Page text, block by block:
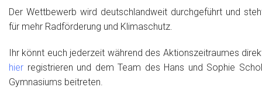
Der Wettbewerb wird deutschlandweit durchgeführt und
für mehr Radförderung und Klimaschutz.
Ihr könnt euch jederzeit während des Aktionszeitraumes
hier registrieren und dem Team des Hans und Sophie
Gymnasiums beitreten.